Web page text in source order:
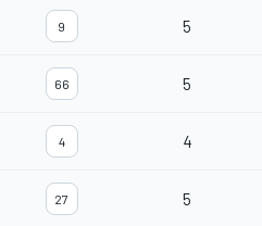
9 5
66 5
4 4
27 5